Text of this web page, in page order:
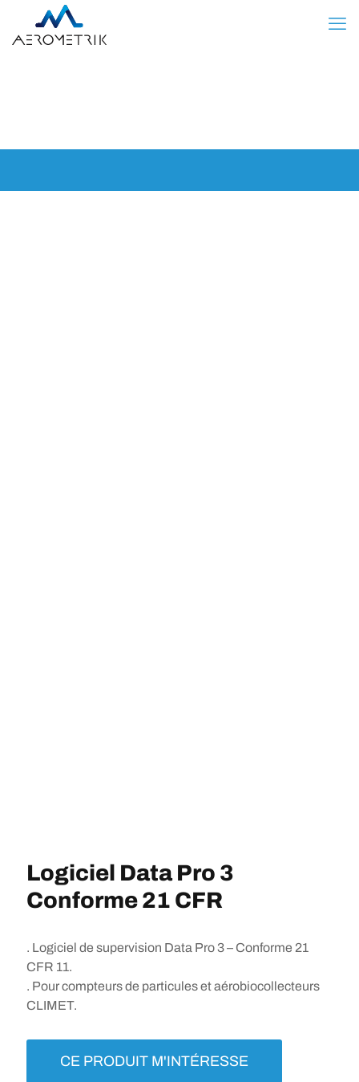
Logiciel Data Pro 3
Conforme 21 CFR
. Logiciel de supervision Data Pro 3 – Conforme 21
CFR 11.
. Pour compteurs de particules et aérobiocollecteurs
CLIMET.
CE PRODUIT M'INTÉRESSE